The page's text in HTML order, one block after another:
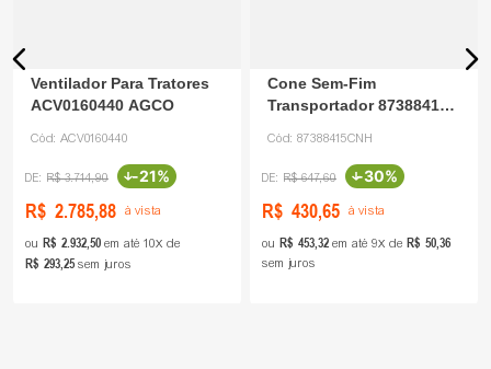
Ventilador Para Tratores
ACV0160440 AGCO
Cód: ACV0160440
R$ 3.714,90 -21%
R$ 2.785,88 à vista
ou R$ 293250 em até 10 de
R$ 29325 sem juros
Cone Sem-Fim
Transportador 87388415
Cód: 87388415CNH
R$ 647,60 -30%
R$ 430,65 à vista
ou R$ 45332 em até 9 de R$ 5036
sem juros